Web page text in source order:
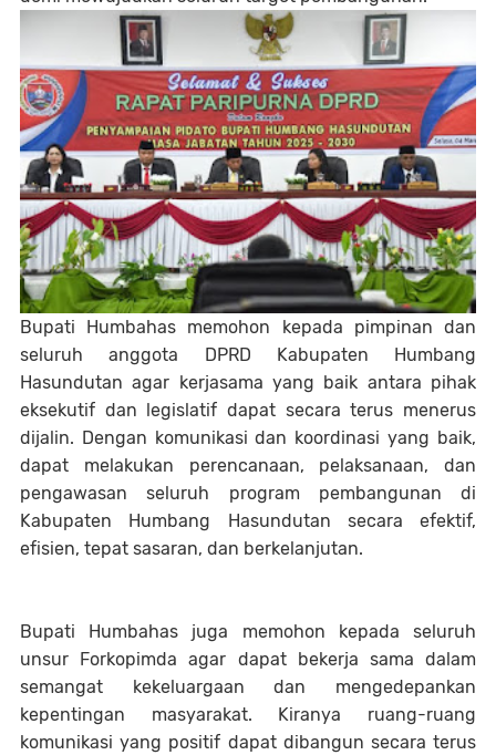
Bupati Humbahas memohon kepada pimpinan dan
seluruh anggota DPRD Kabupaten Humbang
Hasundutan agar kerjasama yang baik antara pihak
eksekutif dan legislatif dapat secara terus menerus
dijalin. Dengan komunikasi dan koordinasi yang baik,
dapat melakukan perencanaan, pelaksanaan, dan
pengawasan seluruh program pembangunan di
Kabupaten Humbang Hasundutan secara efektif,
efisien, tepat sasaran, dan berkelanjutan.
Bupati Humbahas juga memohon kepada seluruh
unsur Forkopimda agar dapat bekerja sama dalam
semangat kekeluargaan dan mengedepankan
kepentingan masyarakat. Kiranya ruang-ruang
komunikasi yang positif dapat dibangun secara terus